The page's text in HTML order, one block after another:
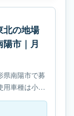
北の地場
市｜月
県南陽市で募
用車種は小型
ト運転技能